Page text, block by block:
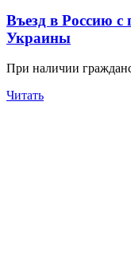
Въезд в Россию с
Украины
При наличии
Читать